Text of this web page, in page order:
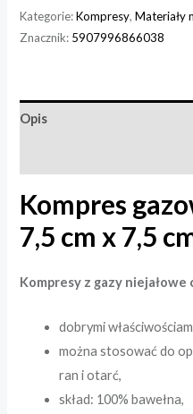
Kategorie:Kompresy,Materiały
Znacznik: 5907996866038
Opis
Kompres
7,5 cm x 7,5
Kompresy z gazy niejałowe
dobrymi
można stosować do
ran i otarć,
skład: 100% bawełna,